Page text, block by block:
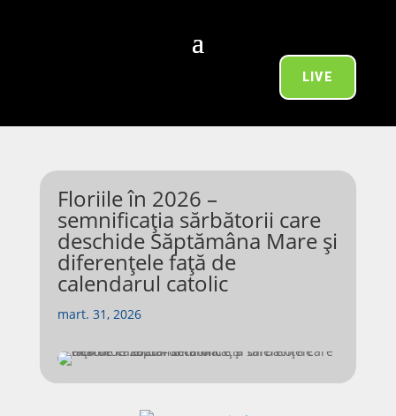
LIVE
Floriile în 2026 –
semnificația sărbătorii care
deschide Săptămâna Mare și
diferențele față de
calendarul catolic
mart. 31, 2026